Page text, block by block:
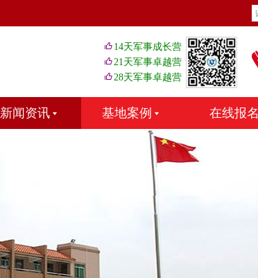
14天军事成长营
21天军事卓越营
28天军事卓越营
新闻资讯 基地案例 在线报名